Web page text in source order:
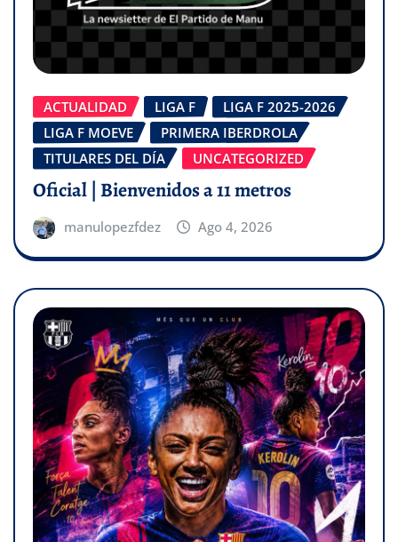
ACTUALIDAD LIGA F
LIGA F 2025-2026
LIGA F MOEVE
PRIMERA IBERDROLA
TITULARES DEL DÍA
UNCATEGORIZED
Oficial | Bienvenidos a 11 metros
manulopezfdez Ago 4, 2026